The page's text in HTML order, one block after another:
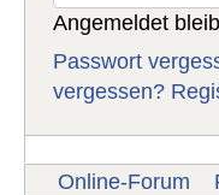
Angemeldet
Passwort
vergessen?
Online-Forum